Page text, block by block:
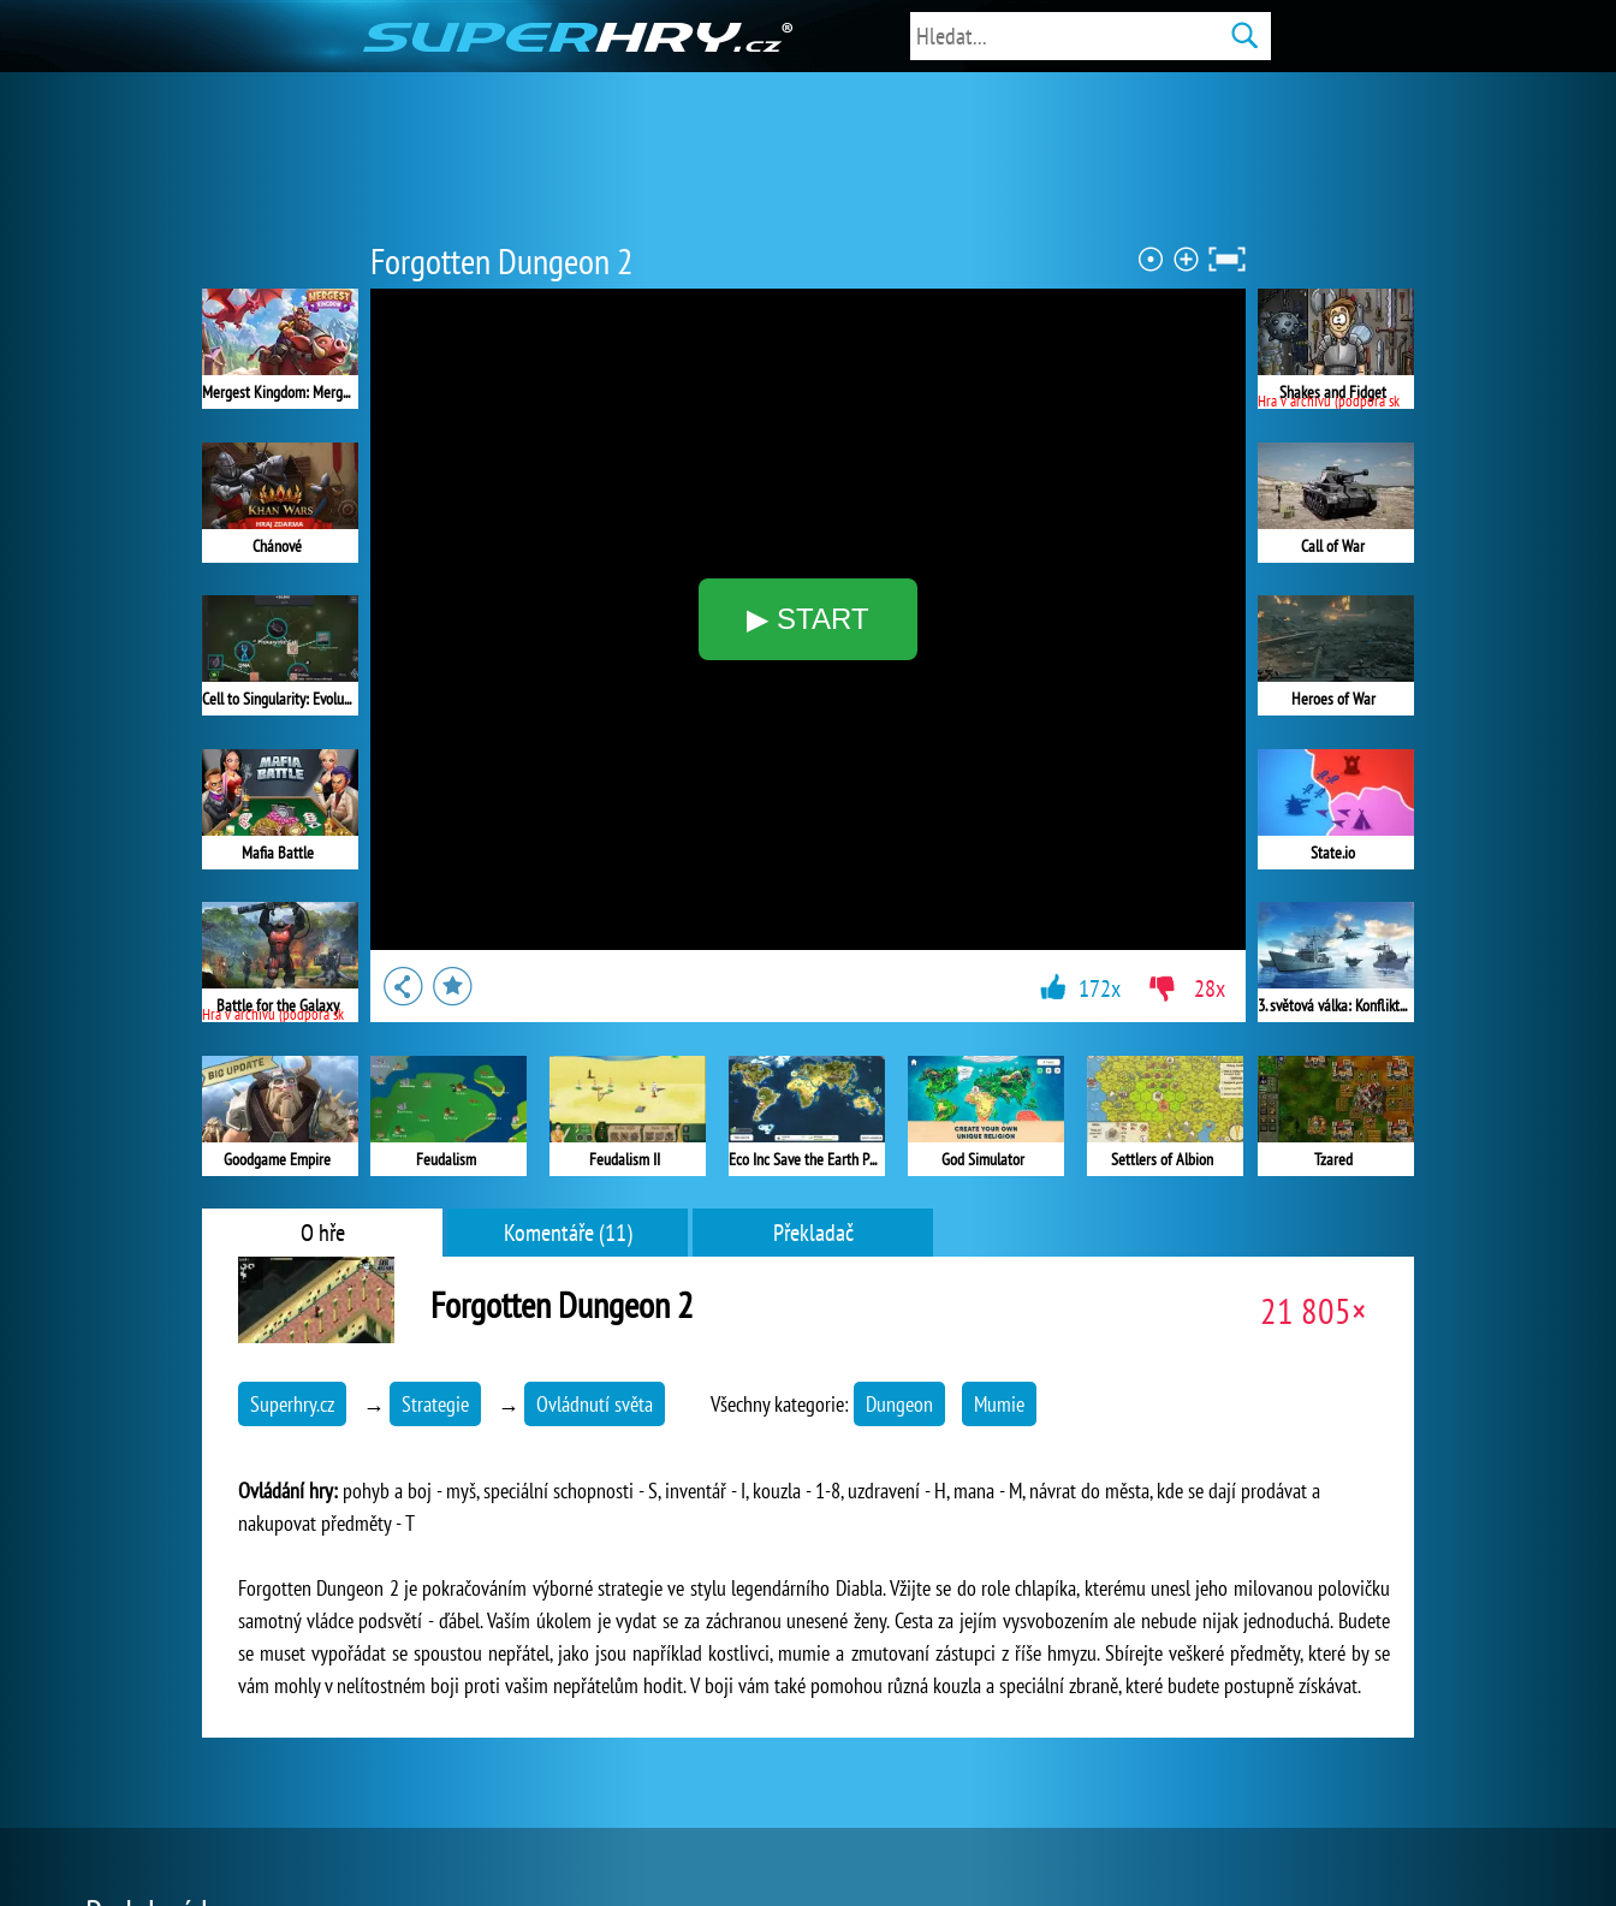
Forgotten Dungeon 2
▶ START
Mergest Kingdom: Merge Puzzle
Chánové
Cell to Singularity: Evolution
Mafia Battle
Battle for the Galaxy
Hra v archivu (podpora skončila)
Goodgame Empire
Shakes and Fidget
Hra v archivu (podpora skončila)
Call of War
Heroes of War
State.io
3. světová válka: Konflikt národů
Tzared
Feudalism Feudalism II Eco Inc Save the Earth Planet God Simulator Settlers of Albion
172x 28x
O hře Komentáře (11) Překladač
Forgotten Dungeon 2 21 805×
Superhry.cz → Strategie → Ovládnutí světa Všechny kategorie: Dungeon Mumie
Ovládání hry: pohyb a boj - myš, speciální schopnosti - S, inventář - I, kouzla - 1-8, uzdravení - H, mana - M, návrat do města, kde se dají prodávat a
nakupovat předměty - T
Forgotten Dungeon 2 je pokračováním výborné strategie ve stylu legendárního Diabla. Vžijte se do role chlapíka, kterému unesl jeho milovanou polovičku
samotný vládce podsvětí - ďábel. Vaším úkolem je vydat se za záchranou unesené ženy. Cesta za jejím vysvobozením ale nebude nijak jednoduchá. Budete
se muset vypořádat se spoustou nepřátel, jako jsou například kostlivci, mumie a zmutovaní zástupci z říše hmyzu. Sbírejte veškeré předměty, které by se
vám mohly v nelítostném boji proti vašim nepřátelům hodit. V boji vám také pomohou různá kouzla a speciální zbraně, které budete postupně získávat.